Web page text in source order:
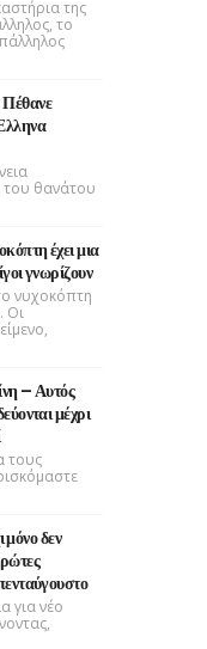
της
το
Πέθανε
του θανάτου
έχει μια
γνωρίζουν
νυχοκόπτη
Οι
– Αυτός
μέχρι
τους
δεν
για νέο